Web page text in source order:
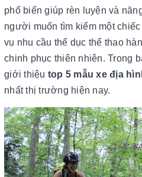
phổ biến giúp rèn luyện và
người muốn tìm kiếm một chiếc
vụ nhu cầu thể dục thể thao
chinh phục thiên nhiên. Trong
giới thiệu top 5 mẫu xe địa
nhất thị trường hiện nay.